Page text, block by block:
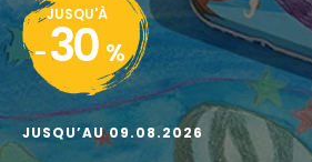
JUSQU'À
- 30 %
JUSQU’AU 09.08.2026